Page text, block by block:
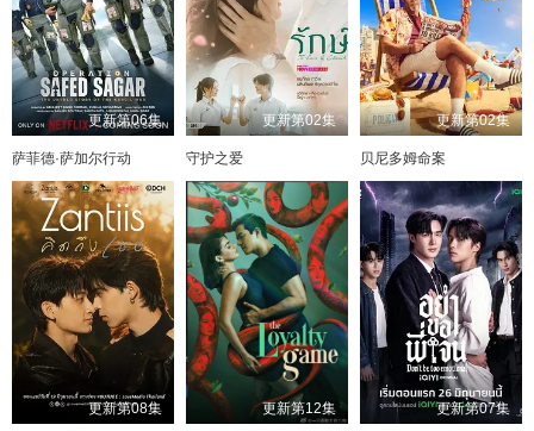
更新第06集
萨菲德·萨加尔行动
更新第02集
守护之爱
更新第02集
贝尼多姆命案
更新第08集 更新第12集 更新第07集